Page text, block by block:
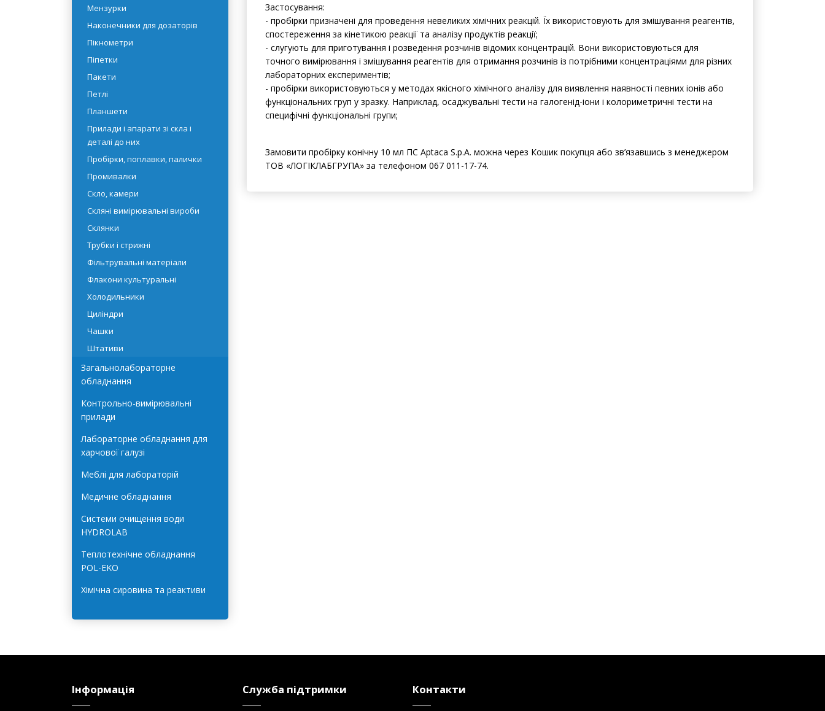
Мензурки
Наконечники для дозаторів
Пікнометри
Піпетки
Пакети
Петлі
Планшети
Прилади і апарати зі скла і
деталі до них
Пробірки, поплавки, палички
Промивалки
Скло, камери
Скляні вимірювальні вироби
Склянки
Трубки і стрижні
Фільтрувальні матеріали
Флакони культуральні
Холодильники
Циліндри
Чашки
Штативи
Загальнолабораторне
обладнання
Контрольно-вимірювальні
прилади
Лабораторне обладнання для
харчової галузі
Меблі для лабораторій
Медичне обладнання
Системи очищення води
HYDROLAB
Теплотехнічне обладнання
POL-EKO
Хімічна сировина та реактиви
Застосування:
- пробірки призначені для проведення невеликих хімічних реакцій. Їх використовують для змішування реагентів,
спостереження за кінетикою реакції та аналізу продуктів реакції;
- слугують для приготування і розведення розчинів відомих концентрацій. Вони використовуються для
точного вимірювання і змішування реагентів для отримання розчинів із потрібними концентраціями для різних
лабораторних експериментів;
- пробірки використовуються у методах якісного хімічного аналізу для виявлення наявності певних іонів або
функціональних груп у зразку. Наприклад, осаджувальні тести на галогенід-іони і колориметричні тести на
специфічні функціональні групи;
Замовити пробірку конічну 10 мл ПС Aptaca S.p.A. можна через Кошик покупця або зв’язавшись з менеджером
ТОВ «ЛОГІКЛАБГРУПА» за телефоном 067 011-17-74.
Інформація Служба підтримки Контакти